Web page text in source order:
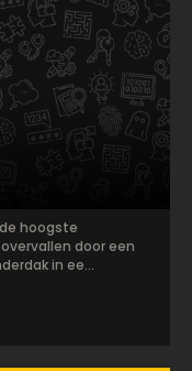
hoogste
door een
in ee...